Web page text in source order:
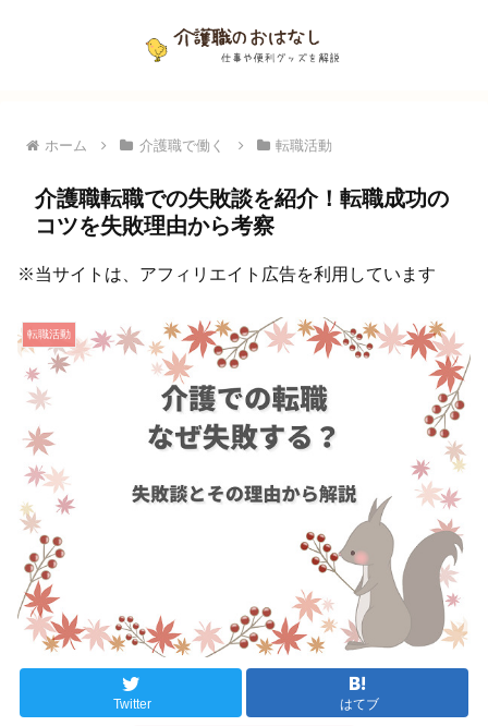
ホーム 介護職で働く 転職活動
介護職転職での失敗談を紹介！転職成功の
コツを失敗理由から考察
※当サイトは、アフィリエイト広告を利用しています
転職活動
Twitter はてブ